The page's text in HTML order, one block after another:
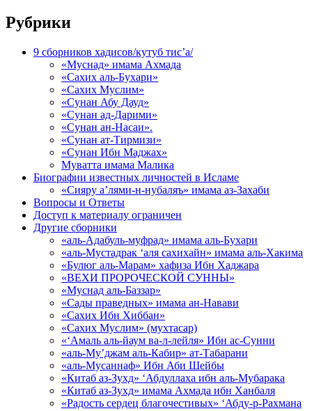
Рубрики
9 сборников хадисов/кутуб тис’а/
«Муснад» имама Ахмада
«Сахих аль-Бухари»
«Сахих Муслим»
«Сунан Абу Дауд»
«Сунан ад-Дарими»
«Сунан ан-Насаи».
«Сунан ат-Тирмизи»
«Сунан Ибн Маджах»
Муватта имама Малика
Биографии известных личностей в Исламе
«Сияру а’лями-н-нубаляъ» имама аз-Захаби
Вопросы и Ответы
Доступ к материалу ограничен
Другие сборники
«аль-Адабуль-муфрад» имама аль-Бухари
«аль-Мустадрак ‘аля сахихайн» имама аль-Хакима
«Булюг аль-Марам» хафиза Ибн Хаджара
«ВЕХИ ПРОРОЧЕСКОЙ СУННЫ»
«Муснад аль-Баззар»
«Сады праведных» имама ан-Навави
«Сахих Ибн Хиббан»
«Сахих Муслим» (мухтасар)
«‘Амаль аль-йаум ва-л-лейля» Ибн ас-Сунни
«аль-Му’джам аль-Кабир» ат-Табарани
«аль-Мусаннаф» Ибн Аби Шейбы
«Китаб аз-Зухд» ‘Абдуллаха ибн аль-Мубарака
«Китаб аз-Зухд» имама Ахмада ибн Ханбаля
«Радость сердец благочестивых» ‘Абду-р-Рахмана